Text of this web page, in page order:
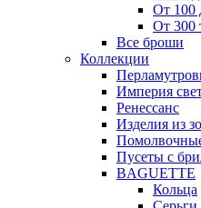
От 100
От 300
Все броши
Коллекции
Империя
Ренессанс
Изделия из
Пусеты с
BAGUETTE
Кольца